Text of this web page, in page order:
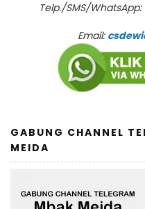
Telp./SMS/WhatsApp:
Email:
GABUNG CHANNEL
MEIDA